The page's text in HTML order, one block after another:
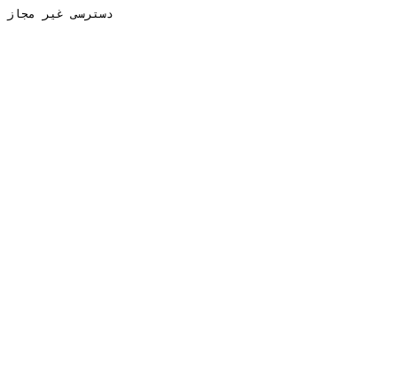
دسترسی غیر مجاز